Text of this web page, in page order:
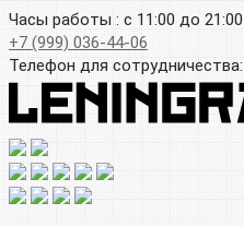
Часы работы : с 11:00 до 21:00
+7 (999) 036-44-06
Телефон для сотрудничества: